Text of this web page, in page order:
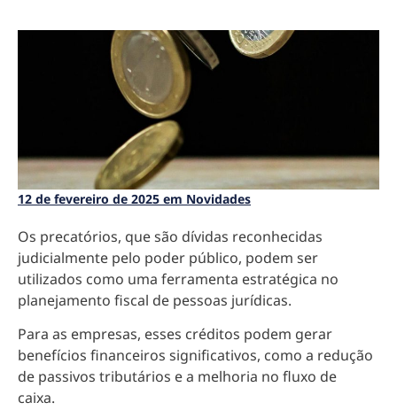
12 de fevereiro de 2025 em Novidades
Os precatórios, que são dívidas reconhecidas
judicialmente pelo poder público, podem ser
utilizados como uma ferramenta estratégica no
planejamento fiscal de pessoas jurídicas.
Para as empresas, esses créditos podem gerar
benefícios financeiros significativos, como a redução
de passivos tributários e a melhoria no fluxo de
caixa.